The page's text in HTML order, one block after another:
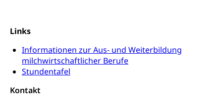
Links
Informationen zur Aus- und Weiterbildung
milchwirtschaftlicher Berufe
Stundentafel
Kontakt